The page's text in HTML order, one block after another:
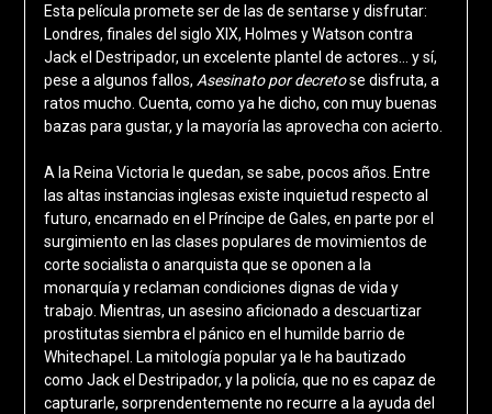
Esta película promete ser de las de sentarse y disfrutar:
Londres, finales del siglo XIX, Holmes y Watson contra
Jack el Destripador, un excelente plantel de actores… y sí,
pese a algunos fallos, Asesinato por decretose disfruta, a
ratos mucho. Cuenta, como ya he dicho, con muy buenas
bazas para gustar, y la mayoría las aprovecha con acierto.
A la Reina Victoria le quedan, se sabe, pocos años. Entre
las altas instancias inglesas existe inquietud respecto al
futuro, encarnado en el Príncipe de Gales, en parte por el
surgimiento en las clases populares de movimientos de
corte socialista o anarquista que se oponen a la
monarquía y reclaman condiciones dignas de vida y
trabajo. Mientras, un asesino aficionado a descuartizar
prostitutas siembra el pánico en el humilde barrio de
Whitechapel. La mitología popular ya le ha bautizado
como Jack el Destripador, y la policía, que no es capaz de
capturarle, sorprendentemente no recurre a la ayuda del